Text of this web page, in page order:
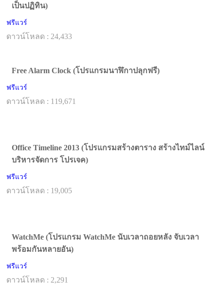
เป็นปฏิทิน)
ฟรีแวร์
ดาวน์โหลด : 24,433
Free Alarm Clock (โปรแกรมนาฬิกาปลุกฟรี)
ฟรีแวร์
ดาวน์โหลด : 119,671
Office Timeline 2013 (โปรแกรมสร้างตาราง สร้างไทม์ไลน์
บริหารจัดการ โปรเจค)
ฟรีแวร์
ดาวน์โหลด : 19,005
WatchMe (โปรแกรม WatchMe นับเวลาถอยหลัง จับเวลา
พร้อมกันหลายอัน)
ฟรีแวร์
ดาวน์โหลด : 2,291